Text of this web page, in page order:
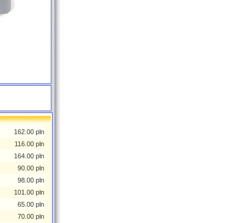
162.00 pln
116.00 pln
164.00 pln
90.00 pln
98.00 pln
101.00 pln
65.00 pln
70.00 pln